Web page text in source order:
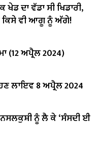
ਖੇਡ ਦਾ ਵੱਡਾ ਸੀ ਖਿਡਾਰੀ,
ਕਿਸੇ ਵੀ ਆਗੂ ਨੂੰ ਅੱਗੇ!
(12 ਅਪ੍ਰੈਲ 2024)
ਲਾਇਵ 8 ਅਪ੍ਰੈਲ 2024
ਨਸਲਕੁਸ਼ੀ ਨੂੰ ਲੈ ਕੇ ‘ਸੰਸਦੀ ਈ